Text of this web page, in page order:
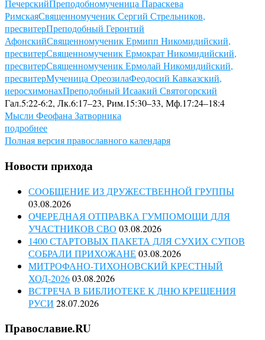
ПечерскийПреподобномученица Параскева
РимскаяСвященномученик Сергий Стрельников,
пресвитерПреподобный Геронтий
АфонскийСвященномученик Ермипп Никомидийский,
пресвитерСвященномученик Ермократ Никомидийский,
пресвитерСвященномученик Ермолай Никомидийский,
пресвитерМученица ОреозилаФеодосий Кавказский,
иеросхимонахПреподобный Исаакий Святогорский
Гал.5:22-6:2, Лк.6:17–23, Рим.15:30–33, Мф.17:24–18:4
Мысли Феофана Затворника
подробнее
Полная версия православного календаря
Новости прихода
СООБЩЕНИЕ ИЗ ДРУЖЕСТВЕННОЙ ГРУППЫ
03.08.2026
ОЧЕРЕДНАЯ ОТПРАВКА ГУМПОМОЩИ ДЛЯ
УЧАСТНИКОВ СВО 03.08.2026
1400 СТАРТОВЫХ ПАКЕТА ДЛЯ СУХИХ СУПОВ
СОБРАЛИ ПРИХОЖАНЕ 03.08.2026
МИТРОФАНО-ТИХОНОВСКИЙ КРЕСТНЫЙ
ХОД-202603.08.2026
ВСТРЕЧА В БИБЛИОТЕКЕ К ДНЮ КРЕЩЕНИЯ
РУСИ 28.07.2026
Православие.RU